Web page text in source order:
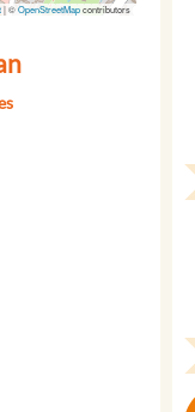
|©OpenStreetMapcontributors